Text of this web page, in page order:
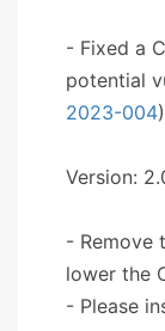
- Fixed a
potential
2023-004)
Version:
- Remove
lower the
- Please